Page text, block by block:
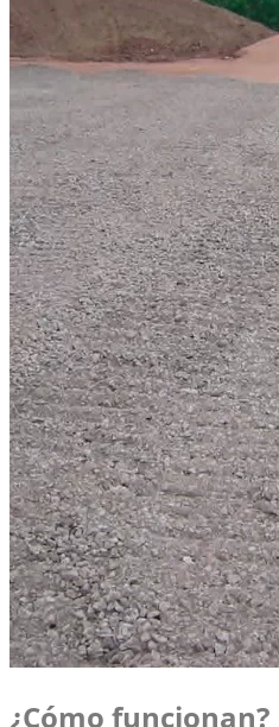
¿Cómo funcionan?